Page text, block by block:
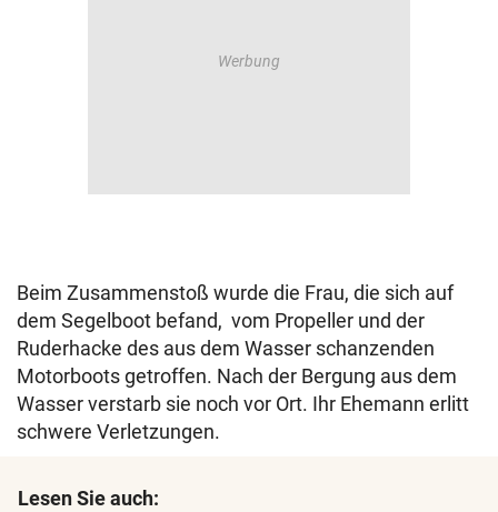
Beim Zusammenstoß wurde die Frau, die sich auf
dem Segelboot befand, vom Propeller und der
Ruderhacke des aus dem Wasser schanzenden
Motorboots getroffen. Nach der Bergung aus dem
Wasser verstarb sie noch vor Ort. Ihr Ehemann erlitt
schwere Verletzungen.
Lesen Sie auch: